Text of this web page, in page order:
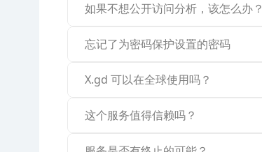
如果不想公开访问分析，该怎么办？
忘记了为密码保护设置的密码
X.gd 可以在全球使用吗？
这个服务值得信赖吗？